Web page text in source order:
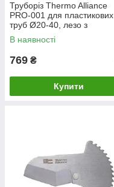
Труборіз Thermo Alliance
PRO-001 для пластикових
труб Ø20-40, лезо з
тефл.покриттям
В наявності
769 ₴
Купити